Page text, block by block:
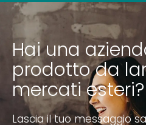
Hai una
prodotto da
mercati esteri?
Lascia il tuo messaggio